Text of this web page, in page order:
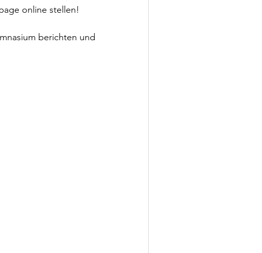
online stellen!
berichten und